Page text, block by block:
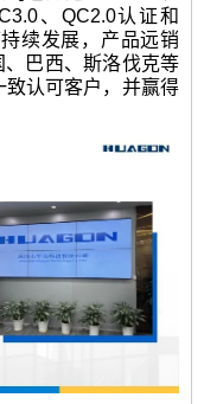
、QC2.0认证和
续发展，产品远销
巴西、斯洛伐克等
认可客户，并赢得